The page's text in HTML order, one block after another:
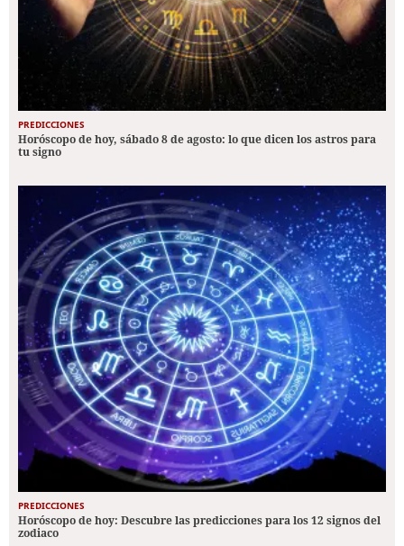
PREDICCIONES
Horóscopo de hoy, sábado 8 de agosto: lo que dicen los astros para
tu signo
PREDICCIONES
Horóscopo de hoy: Descubre las predicciones para los 12 signos del
zodiaco